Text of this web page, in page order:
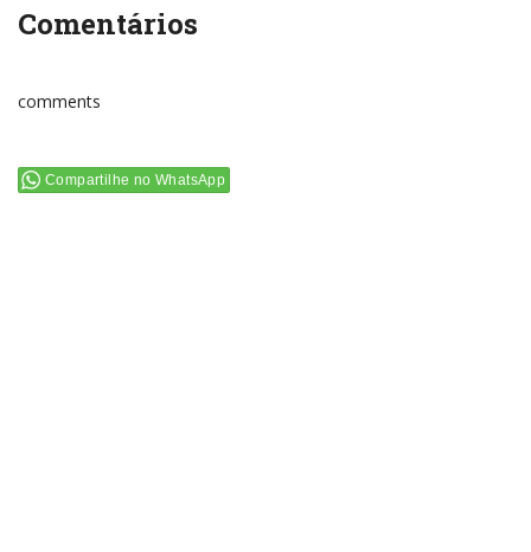
Comentários
comments
Compartilhe no WhatsApp